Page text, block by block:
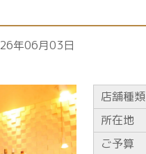
年06月03日
店舗種類
所在地
ご予算